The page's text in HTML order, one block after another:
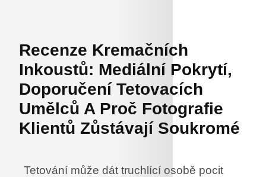
Recenze Kremačních
Inkoustů: Mediální Pokrytí,
Doporučení Tetovacích
Umělců A Proč Fotografie
Klientů Zůstávají Soukromé
Tetování může dát truchlící osobě pocit